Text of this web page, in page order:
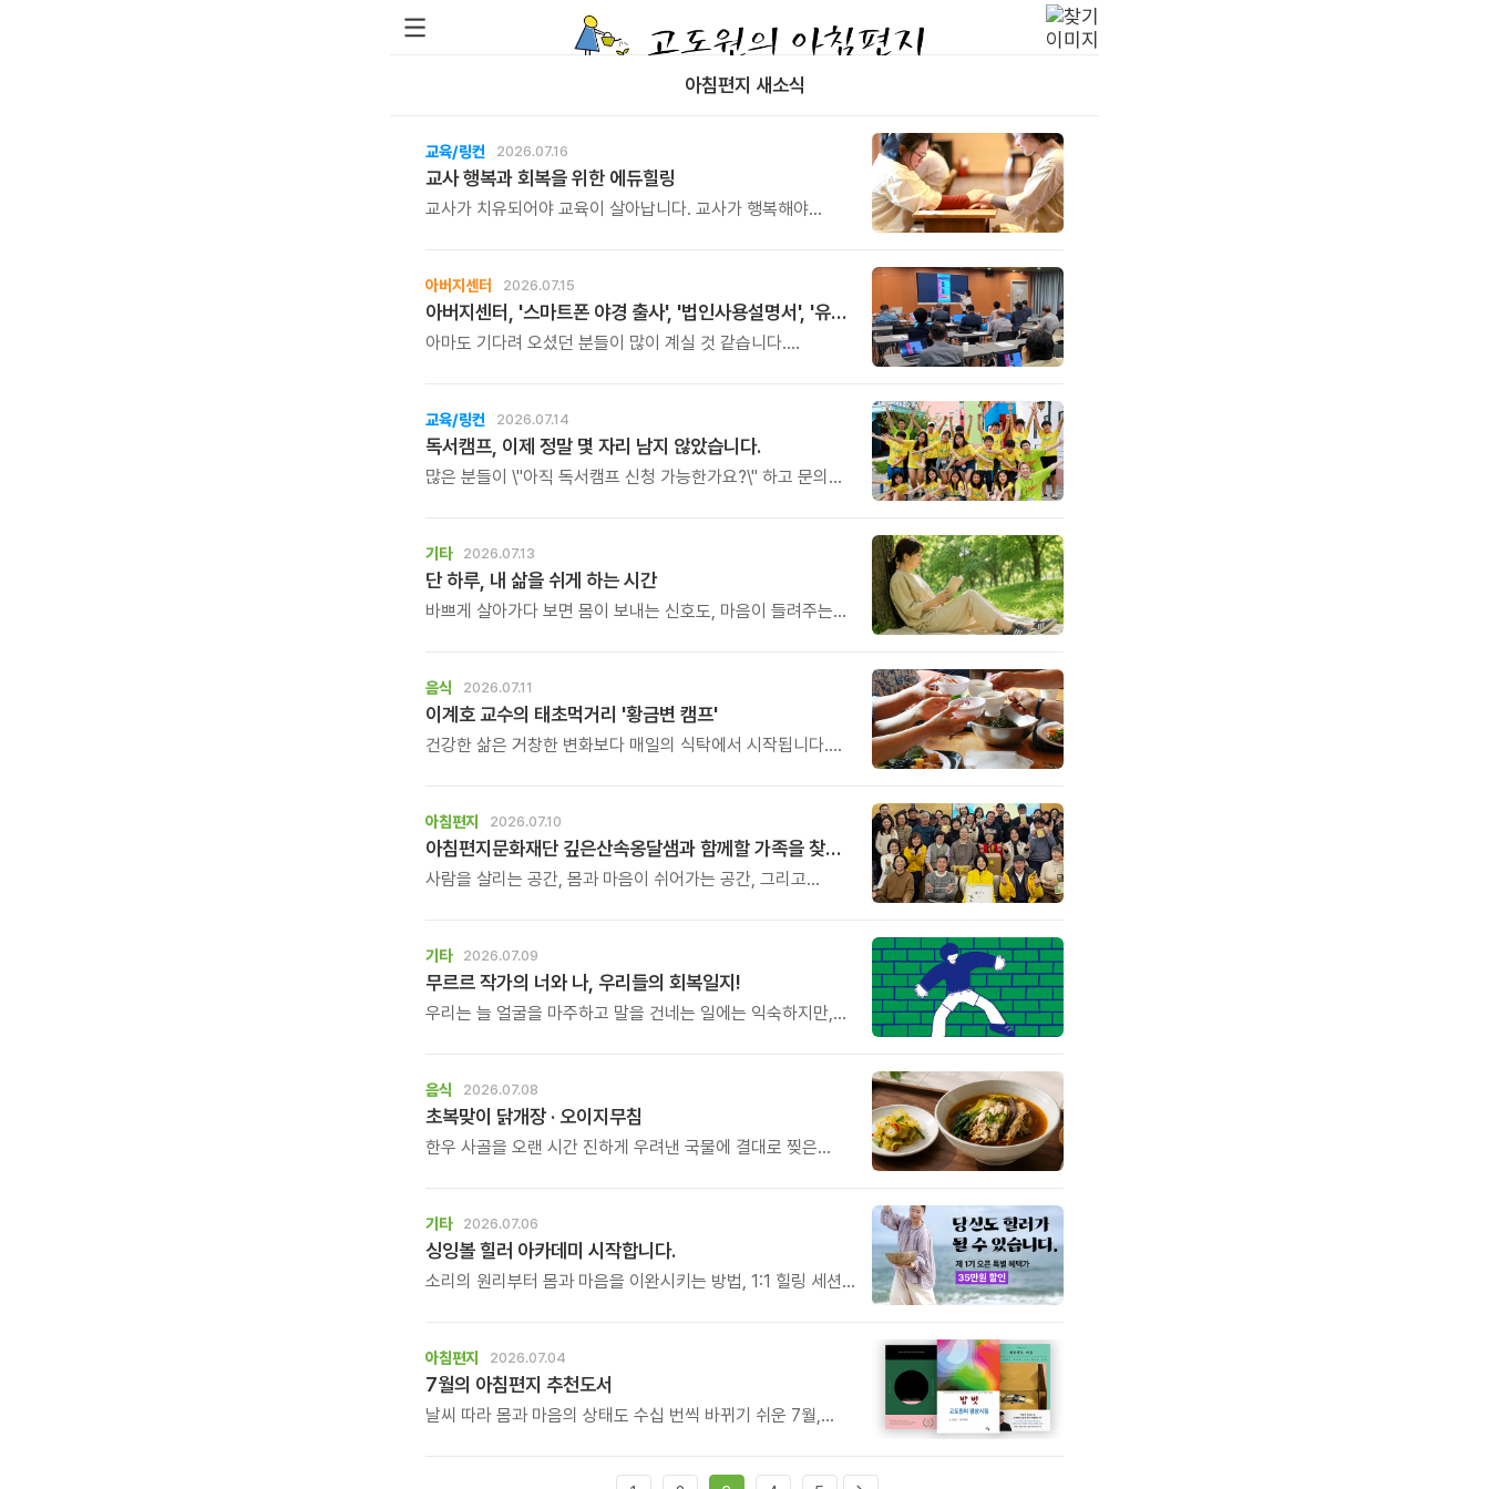
아침편지 새소식
교육/링컨 2026.07.16
교사 행복과 회복을 위한 에듀힐링
교사가 치유되어야 교육이 살아납니다. 교사가 행복해야
시간입니다. 누군가를 가르치기 위해 애써온 시간만큼, 이제는
자신을 위한 쉼과 치유의 시간을 선물해 보시기 바랍니다.
아버지센터 2026.07.15
아버지센터, '스마트폰 야경 출사', '법인사용설명서', '유튜브 숏츠 영상 만들기' 강좌 신청하세요
아마도 기다려 오셨던 분들이 많이 계실 것 같습니다.
교육/링컨 2026.07.14
독서캠프, 이제 정말 몇 자리 남지 않았습니다.
많은 분들이 \"아직 독서캠프 신청 가능한가요?\" 하고 문의를
기타 2026.07.13
단 하루, 내 삶을 쉬게 하는 시간
바쁘게 살아가다 보면 몸이 보내는 신호도, 마음이 들려주는
돌아가는 날들이 반복되곤 하지요. 하루명상은 멀리 떠나는
여행도, 거창한 결심도 필요하지 않습니다.
음식 2026.07.11
이계호 교수의 태초먹거리 '황금변 캠프'
건강한 삶은 거창한 변화보다 매일의 식탁에서 시작됩니다.
받은 이계호 교수와 함께하는 태초먹거리 황금변 캠프
아침편지 2026.07.10
아침편지문화재단 깊은산속옹달샘과 함께할 가족을 찾습니다.
사람을 살리는 공간, 몸과 마음이 쉬어가는 공간, 그리고
기다립니다.
기타 2026.07.09
무르르 작가의 너와 나, 우리들의 회복일지!
우리는 늘 얼굴을 마주하고 말을 건네는 일에는 익숙하지만,
\'등을 맞대는 관계\'의 힘을 이야기합니다.
음식 2026.07.08
초복맞이 닭개장 · 오이지무침
한우 사골을 오랜 시간 진하게 우려낸 국물에 결대로 찢은
정성을 들여 끓여낸 닭개장입니다.
기타 2026.07.06
싱잉볼 힐러 아카데미 시작합니다.
소리의 원리부터 몸과 마음을 이완시키는 방법, 1:1 힐링 세션,
아침편지 2026.07.04
7월의 아침편지 추천도서
날씨 따라 몸과 마음의 상태도 수십 번씩 바뀌기 쉬운 7월,